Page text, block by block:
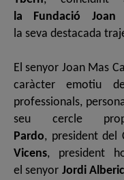
la Fundació Joan
la seva destacada
El senyor Joan Mas
caràcter emotiu
professionals,
seu cercle
Pardo, president del
Vicens, president
el senyor Jordi